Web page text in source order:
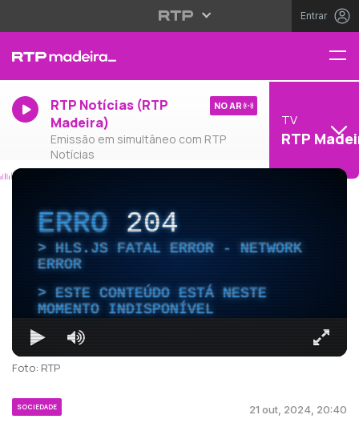
Entrar
RTP Notícias (RTP
Madeira)
Emissão em simultâneo com RTP
Notícias
NO AR
TV
RTP
ERRO204
HLS.JS FATAL ERROR - NETWORK
ERROR
ESTE CONTEÚDO ESTÁ NESTE
MOMENTO INDISPONÍVEL
Foto: RTP
SOCIEDADE 21 out, 2024, 20:40